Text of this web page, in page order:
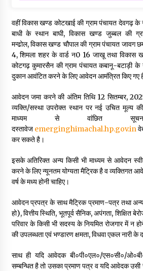
वहीं विकास खण्ड कोटखाई की ग्राम पंचायत देवगढ़
बाधी के स्थान बाघी, विकास खण्ड जुब्बल की
मन्ढोल, विकास खण्ड चौपाल की ग्राम पंचायत जावग
4, शिमला शहर के वार्ड न0 16 जाखू तथा विकास
कोटगढ़ कुमारसैन की ग्राम पंचायत कबानू-बटाड़ी के
दुकान आवंटित करने के लिए आवेदन आमंत्रित किए गए
आवेदन जमा करने की अंतिम तिथि 12 सितम्बर,
व्यक्ति/सस्था उपरोक्त स्थान पर नई उचित मूल्य
माध्यम से वांछित
दस्तावेज emerginghimachal.hp.gov.in
कर सकते है।
इसके अतिरिक्त अन्य किसी भी माध्यम से आवेदन
करने के लिए न्यूनतम योग्यता मैट्रिक है व व्यक्तिगत
वर्ष के मध्य होनी चाहिए।
आवेदन प्रपत्र के साथ मैट्रिक प्रमाण-पत्र तथा अन्य
हो), वित्तीय स्थिति, भूतपूर्व सैनिक, अपंगता, शिक्षित
परिवार के किसी भी सदस्य के नियमित रोजगार में न
की उपलब्धता एवं भण्डारण क्षमता, विधवा एकल नारी
साथ ही यदि आवेदक बी०पी०एल०/एस०सी०/
सम्बन्धित है तो उसका प्रमाण पत्र व यदि आवेदक